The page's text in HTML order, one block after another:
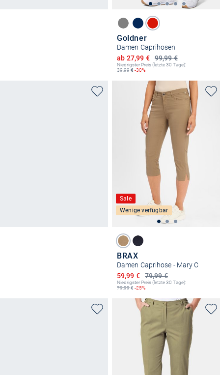
Goldner
Damen Caprihosen
99,99 €
Ermäßigter Preis
ab 27,99 €
Niedrigster Preis (letzte 30 Tage):
39,99€ -30%
Sale
Wenige verfügbar
BRAX
Damen Caprihose - Mary C
79,99 €
Ermäßigter Preis
59,99 €
Niedrigster Preis (letzte 30 Tage):
79,99€ -25%